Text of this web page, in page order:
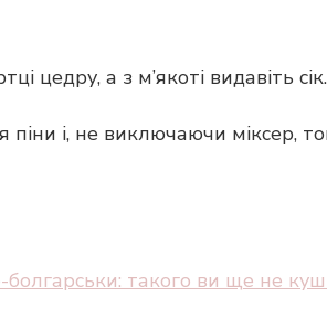
цедру, а з м’якоті видавіть сік.
піни і, не виключаючи міксер,
такого ви ще не